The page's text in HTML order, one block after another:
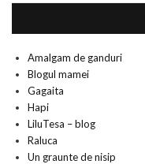
Amalgam de ganduri
Blogul mamei
Gagaita
Hapi
LiluTesa – blog
Raluca
Un graunte de nisip